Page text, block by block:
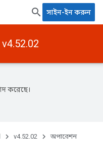
সাইন-ইন করুন
v4.52.02
করেছে।
v4.52.02 অপারেশন